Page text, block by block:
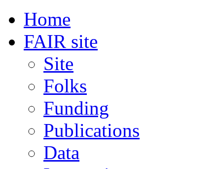
Home
FAIR site
Site
Folks
Funding
Publications
Data